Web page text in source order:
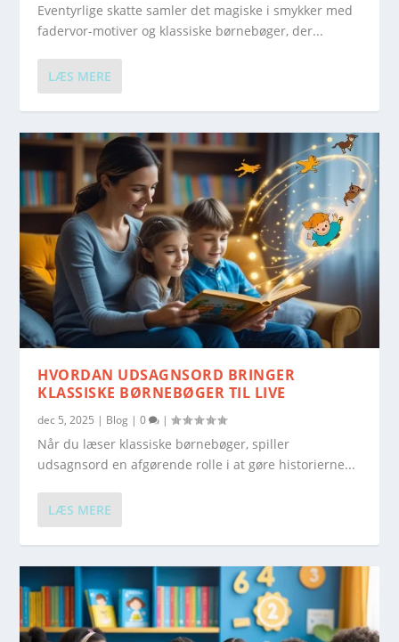
Eventyrlige skatte samler det magiske i smykker med
fadervor-motiver og klassiske børnebøger, der...
LÆS MERE
HVORDAN UDSAGNSORD BRINGER
KLASSISKE BØRNEBØGER TIL LIVE
dec 5, 2025 | Blog |0 |
Når du læser klassiske børnebøger, spiller
udsagnsord en afgørende rolle i at gøre historierne...
LÆS MERE